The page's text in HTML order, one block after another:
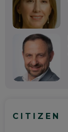
CITIZEN